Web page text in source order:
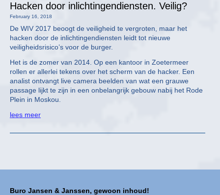
Buro Jansen & Janssen, gewoon inhoud!
Hacken door inlichtingendiensten. Veilig?
February 16, 2018
De WIV 2017 beoogt de veiligheid te vergroten, maar het
hacken door de inlichtingendiensten leidt tot nieuwe
veiligheidsrisico’s voor de burger.
Het is de zomer van 2014. Op een kantoor in Zoetermeer
rollen er allerlei tekens over het scherm van de hacker. Een
analist ontvangt live camera beelden van wat een grauwe
passage lijkt te zijn in een onbelangrijk gebouw nabij het Rode
Plein in Moskou.
lees meer